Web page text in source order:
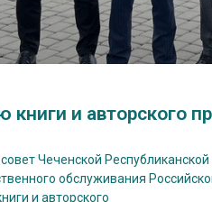
и авторского
Чеченской
обслуживания
и авторского